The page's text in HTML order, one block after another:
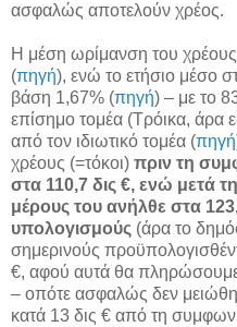
ασφαλώς αποτελούν χρέος.
Η μέση ωρίμανση του
(πηγή), ενώ το ετήσιο μέσο
βάση 1,67% (πηγή) – με το
επίσημο τομέα (Τρόικα, άρα
από τον ιδιωτικό τομέα (πηγή
χρέους (=τόκοι) πριν τη
στα 110,7 δις €, ενώ μετά
μέρους του ανήλθε στα
υπολογισμούς (άρα το
σημερινούς
€, αφού αυτά θα πληρώσουμε
– οπότε ασφαλώς δεν
κατά 13 δις € από τη